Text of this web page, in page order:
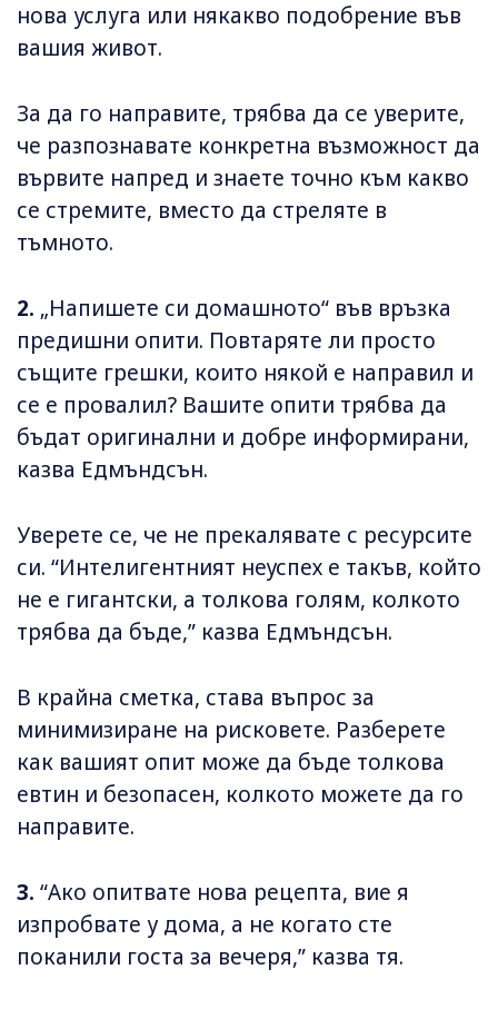
нова услуга или някакво подобрение във
вашия живот.
За да го направите, трябва да се уверите,
че разпознавате конкретна възможност да
вървите напред и знаете точно към какво
се стремите, вместо да стреляте в
тъмното.
2. „Напишете си домашното“ във връзка
предишни опити. Повтаряте ли просто
същите грешки, които някой е направил и
се е провалил? Вашите опити трябва да
бъдат оригинални и добре информирани,
казва Едмъндсън.
Уверете се, че не прекалявате с ресурсите
си. “Интелигентният неуспех е такъв, който
не е гигантски, а толкова голям, колкото
трябва да бъде,” казва Едмъндсън.
В крайна сметка, става въпрос за
минимизиране на рисковете. Разберете
как вашият опит може да бъде толкова
евтин и безопасен, колкото можете да го
направите.
3. “Ако опитвате нова рецепта, вие я
изпробвате у дома, а не когато сте
поканили госта за вечеря,” казва тя.